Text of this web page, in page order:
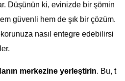
Düşünün ki, evinizde bir şömin
güvenli hem de şık bir çözüm.
nasıl entegre edebilirsi
merkezine yerleştirin. Bu, t